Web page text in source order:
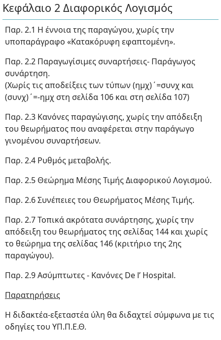
Κεφάλαιο 2 Διαφορικός Λογισμός
Παρ. 2.1 Η έννοια της παραγώγου, χωρίς την
υποπαράγραφο «Κατακόρυφη εφαπτομένη».
Παρ. 2.2 Παραγωγίσιμες συναρτήσεις- Παράγωγος
συνάρτηση.
(Χωρίς τις αποδείξεις των τύπων (ημχ)΄=συνχ και
(συνχ)΄=-ημχ στη σελίδα 106 και στη σελίδα 107)
Παρ. 2.3 Κανόνες παραγώγισης, χωρίς την απόδειξη
του θεωρήματος που αναφέρεται στην παράγωγο
γινομένου συναρτήσεων.
Παρ. 2.4 Ρυθμός μεταβολής.
Παρ. 2.5 Θεώρημα Μέσης Τιμής Διαφορικού Λογισμού.
Παρ. 2.6 Συνέπειες του Θεωρήματος Μέσης Τιμής.
Παρ. 2.7 Τοπικά ακρότατα συνάρτησης, χωρίς την
απόδειξη του θεωρήματος της σελίδας 144 και χωρίς
το θεώρημα της σελίδας 146 (κριτήριο της 2ης
παραγώγου).
Παρ. 2.9 Ασύμπτωτες - Κανόνες De l’ Hospital.
Παρατηρήσεις
Η διδακτέα-εξεταστέα ύλη θα διδαχτεί σύμφωνα με τις
οδηγίες του ΥΠ.Π.Ε.Θ.